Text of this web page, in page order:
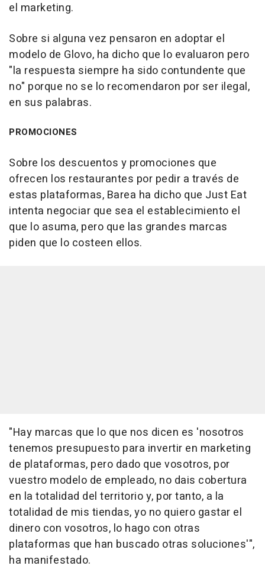
el marketing.
Sobre si alguna vez pensaron en adoptar el
modelo de Glovo, ha dicho que lo evaluaron pero
"la respuesta siempre ha sido contundente que
no" porque no se lo recomendaron por ser ilegal,
en sus palabras.
PROMOCIONES
Sobre los descuentos y promociones que
ofrecen los restaurantes por pedir a través de
estas plataformas, Barea ha dicho que Just Eat
intenta negociar que sea el establecimiento el
que lo asuma, pero que las grandes marcas
piden que lo costeen ellos.
"Hay marcas que lo que nos dicen es 'nosotros
tenemos presupuesto para invertir en marketing
de plataformas, pero dado que vosotros, por
vuestro modelo de empleado, no dais cobertura
en la totalidad del territorio y, por tanto, a la
totalidad de mis tiendas, yo no quiero gastar el
dinero con vosotros, lo hago con otras
plataformas que han buscado otras soluciones'",
ha manifestado.